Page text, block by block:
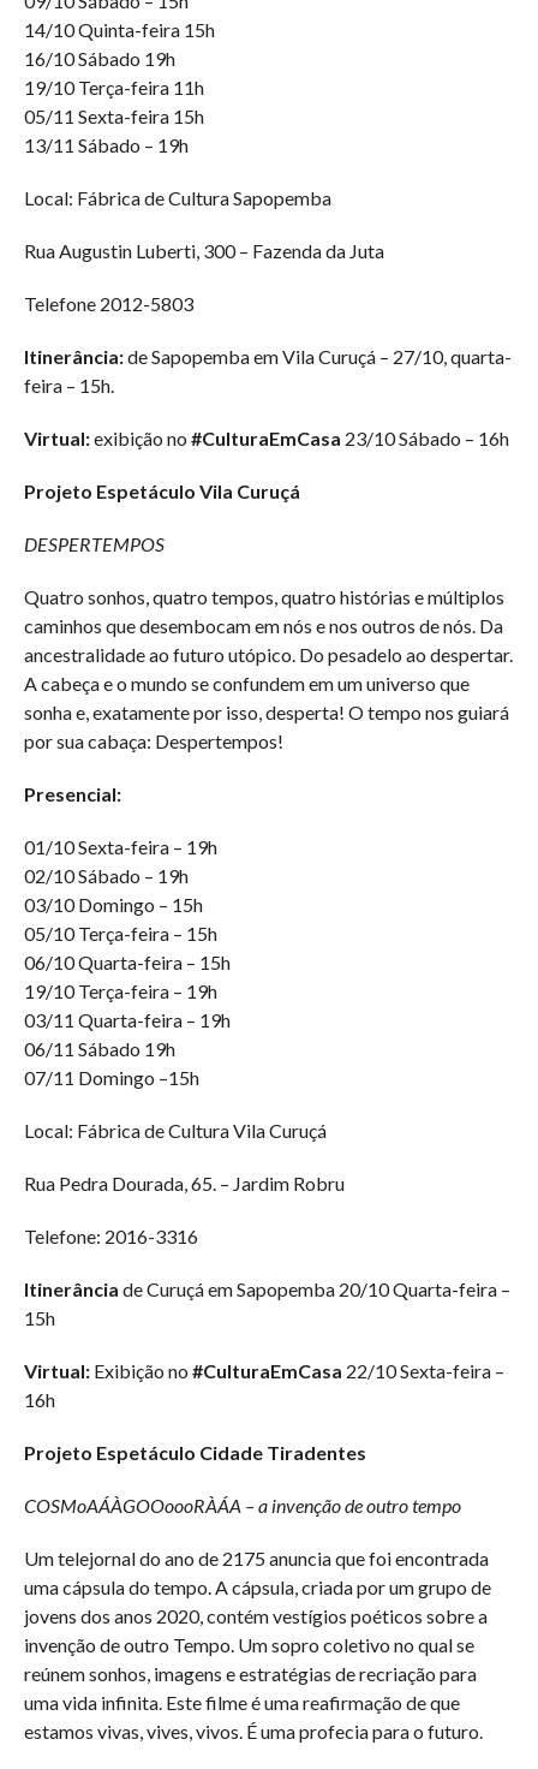
14/10 Quinta-feira 15h
16/10 Sábado 19h
19/10 Terça-feira 11h
05/11 Sexta-feira 15h
13/11 Sábado – 19h
Local: Fábrica de Cultura Sapopemba
Rua Augustin Luberti, 300 – Fazenda da Juta
Telefone 2012-5803
Itinerância:de Sapopemba em Vila Curuçá – 27/10, quarta-
feira – 15h.
Virtual:exibição no #CulturaEmCasa 23/10 Sábado – 16h
Projeto Espetáculo Vila Curuçá
DESPERTEMPOS
Quatro sonhos, quatro tempos, quatro histórias e múltiplos
caminhos que desembocam em nós e nos outros de nós. Da
ancestralidade ao futuro utópico. Do pesadelo ao despertar.
A cabeça e o mundo se confundem em um universo que
sonha e, exatamente por isso, desperta! O tempo nos guiará
por sua cabaça: Despertempos!
Presencial:
01/10 Sexta-feira – 19h
02/10 Sábado – 19h
03/10 Domingo – 15h
05/10 Terça-feira – 15h
06/10 Quarta-feira – 15h
19/10 Terça-feira – 19h
03/11 Quarta-feira – 19h
06/11 Sábado 19h
07/11 Domingo –15h
Local: Fábrica de Cultura Vila Curuçá
Rua Pedra Dourada, 65. – Jardim Robru
Telefone: 2016-3316
Itinerância de Curuçá em Sapopemba 20/10 Quarta-feira –
15h
Virtual:Exibição no #CulturaEmCasa 22/10 Sexta-feira –
16h
Projeto Espetáculo Cidade Tiradentes
COSMoAÁÀGOOoooRÀÁA – a invenção de outro tempo
Um telejornal do ano de 2175 anuncia que foi encontrada
uma cápsula do tempo. A cápsula, criada por um grupo de
jovens dos anos 2020, contém vestígios poéticos sobre a
invenção de outro Tempo. Um sopro coletivo no qual se
reúnem sonhos, imagens e estratégias de recriação para
uma vida infinita. Este filme é uma reafirmação de que
estamos vivas, vives, vivos. É uma profecia para o futuro.